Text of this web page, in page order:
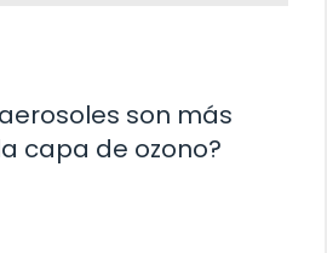
son más
capa de ozono?